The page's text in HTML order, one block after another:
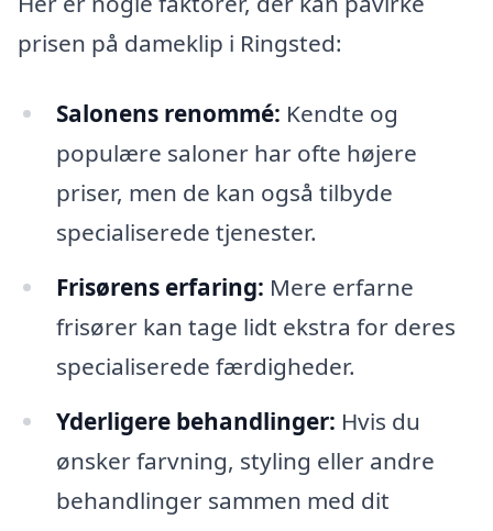
prisen på dameklip i Ringsted:
Salonens renommé: Kendte og
populære saloner har ofte højere
priser, men de kan også tilbyde
specialiserede tjenester.
Frisørens erfaring: Mere erfarne
frisører kan tage lidt ekstra for deres
specialiserede færdigheder.
Yderligere behandlinger: Hvis du
ønsker farvning, styling eller andre
behandlinger sammen med dit